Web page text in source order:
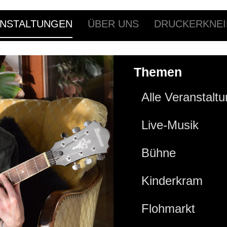
ÜBER UNS
Themen
Alle
Live-Musik
Bühne
Kinderkram
Flohmarkt